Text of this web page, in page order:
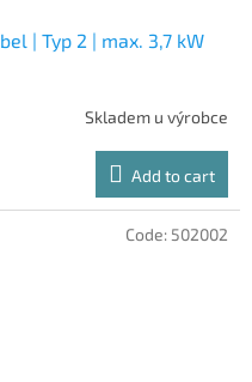
| Typ 2 | max. 3,7 kW
Skladem u výrobce
Add to cart
Code:502002